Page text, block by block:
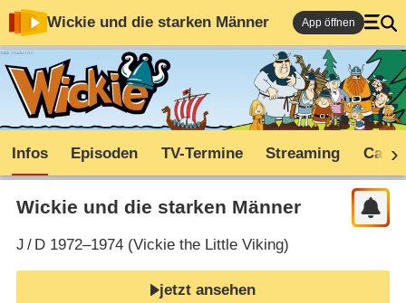
Wickie und die starken Männer App öffnen
Infos Episoden TV-Termine Streaming Cast
Wickie und die starken Männer
J / D1972–1974 (Vickie the Little Viking)
jetzt ansehen